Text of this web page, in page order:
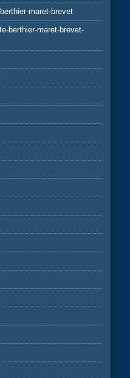
maret-brevet
berthier-maret-brevet-